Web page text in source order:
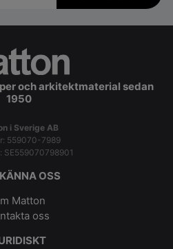
och arkitektmaterial sedan
1950
i Sverige AB
559070-7989
SE559070798901
OSS
Matton
oss